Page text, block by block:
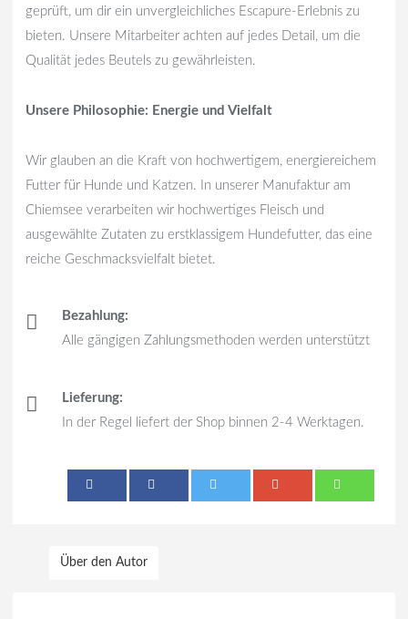
geprüft, um dir ein unvergleichliches Escapure-Erlebnis zu
bieten. Unsere Mitarbeiter achten auf jedes Detail, um die
Qualität jedes Beutels zu gewährleisten.
Unsere Philosophie: Energie und Vielfalt
Wir glauben an die Kraft von hochwertigem, energiereichem
Futter für Hunde und Katzen. In unserer Manufaktur am
Chiemsee verarbeiten wir hochwertiges Fleisch und
ausgewählte Zutaten zu erstklassigem Hundefutter, das eine
reiche Geschmacksvielfalt bietet.
Bezahlung:
Alle gängigen Zahlungsmethoden werden unterstützt
Lieferung:
In der Regel liefert der Shop binnen 2-4 Werktagen.
Über den Autor